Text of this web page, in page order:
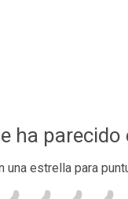
ha
una estrella para